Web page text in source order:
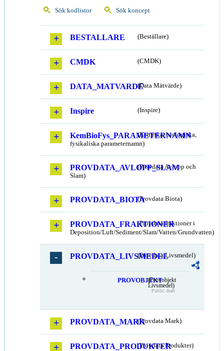
Sök kodlistor Sök koncept
BESTALLARE (Beställare)
CMDK (CMDK)
DATA_MATVARDE(Data Mätvärde)
Inspire (Inspire)
KemBioFys_PARAMETERNAMN
(Kemiska, biologiska,
fysikaliska parameternamn)
PROVDATA_AVLOPP_SLAM
(Provdata Avlopp och
Slam)
PROVDATA_BIOTA(Provdata Biota)
PROVDATA_FRAKTIONER
(Provdata fraktioner i
Deposition/Luft/Sediment/Slam/Vatten/Grundvatten)
PROVDATA_LIVSMEDEL
(Provdata Livsmedel)
PROVOBJEKT(Provobjekt
Livsmedel)
Public draft
PROVDATA_MARK(Provdata Mark)
PROVDATA_PRODUKTER
(Provdata Produkter)